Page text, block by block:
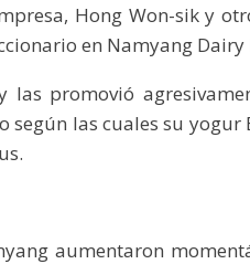
Hong Won-sik y
en Namyang Dairy
las promovió
según las cuales su
aumentaron